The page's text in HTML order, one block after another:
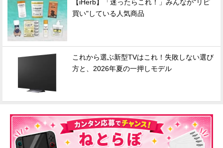
【iHerb】「迷ったらこれ！」みんなが"リピ
買い"している人気商品
これから選ぶ新型TVはこれ！失敗しない選び
方と、2026年夏の一押しモデル